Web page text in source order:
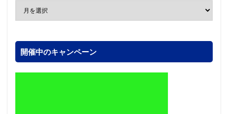
開催中のキャンペーン